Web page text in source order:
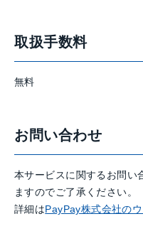
取扱手数料
無料
お問い合わせ
本サービスに関するお問い
ますのでご了承ください。
詳細はPayPay株式会社の